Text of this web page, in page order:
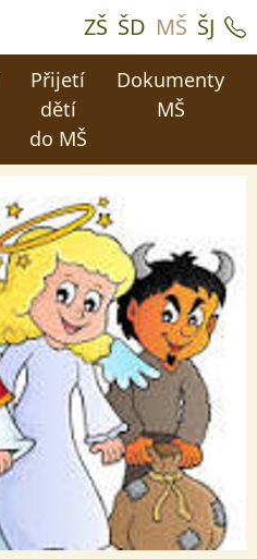
ZŠ ŠD MŠ ŠJ
Přijetí
dětí
do MŠ
Dokumenty
MŠ